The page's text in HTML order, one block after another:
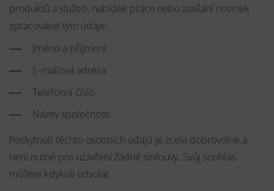
produktů a služeb, nabídek práce nebo zasílání novinek
zpracovávat tyto údaje:
Jméno a příjmení
E-mailová adresa
Telefonní číslo
Název společnosti
Poskytnutí těchto osobních údajů je zcela dobrovolné a
není nutné pro uzavření žádné smlouvy. Svůj souhlas
můžete kdykoli odvolat.